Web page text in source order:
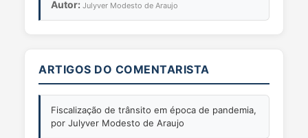
Autor: Julyver Modesto de Araujo
ARTIGOS DO COMENTARISTA
Fiscalização de trânsito em época de pandemia,
por Julyver Modesto de Araujo